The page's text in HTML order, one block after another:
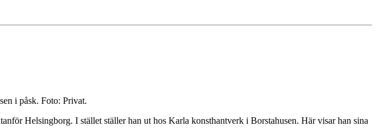
i påsk. Foto: Privat.
Helsingborg. I stället ställer han ut hos Karla konsthantverk i Borstahusen. Här visar han sina